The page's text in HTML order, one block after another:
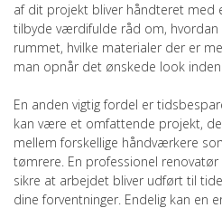
af dit projekt bliver håndteret med
tilbyde værdifulde råd om,
rummet, hvilke materialer der er
man opnår det ønskede look
En anden vigtig fordel er
kan være et omfattende projekt,
mellem forskellige håndværkere
tømrere. En professionel
sikre at arbejdet bliver udført til
dine forventninger. Endelig kan en